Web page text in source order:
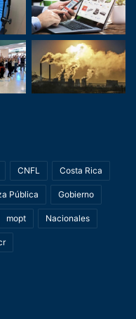
CNFL Costa Rica
Pública Gobierno
mopt Nacionales